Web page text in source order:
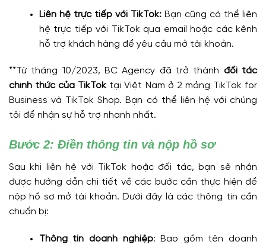
Liên hệ trực tiếp với TikTok:Bạn cũng có thể liên
hệ trực tiếp với TikTok qua email hoặc các kênh
hỗ trợ khách hàng để yêu cầu mở tài khoản.
**Từ tháng 10/2023, BC Agency đã trở thành đối tác
chính thức của TikToktại Việt Nam ở 2 mảng TikTok for
Business và TikTok Shop. Bạn có thể liên hệ với chúng
tôi để nhận sự hỗ trợ nhanh nhất.
Bước 2: Điền thông tin và nộp hồ sơ
Sau khi liên hệ với TikTok hoặc đối tác, bạn sẽ nhận
được hướng dẫn chi tiết về các bước cần thực hiện để
nộp hồ sơ mở tài khoản. Dưới đây là các thông tin cần
chuẩn bị:
Thông tin doanh nghiệp: Bao gồm tên doanh